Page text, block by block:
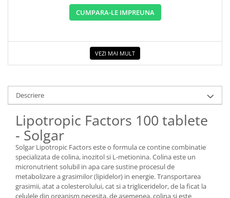
CUMPARA-LE IMPREUNA
VEZI MAI MULT
Descriere
Lipotropic Factors 100 tablete
- Solgar
Solgar Lipotropic Factors este o formula ce contine combinatie
specializata de colina, inozitol si L-metionina. Colina este un
micronutrient solubil in apa care sustine procesul de
metabolizare a grasimilor (lipidelor) in energie. Transportarea
grasimii, atat a colesterolului, cat si a trigliceridelor, de la ficat la